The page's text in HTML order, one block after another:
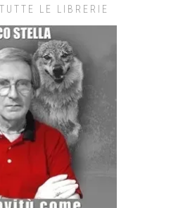
LE LIBRERIE